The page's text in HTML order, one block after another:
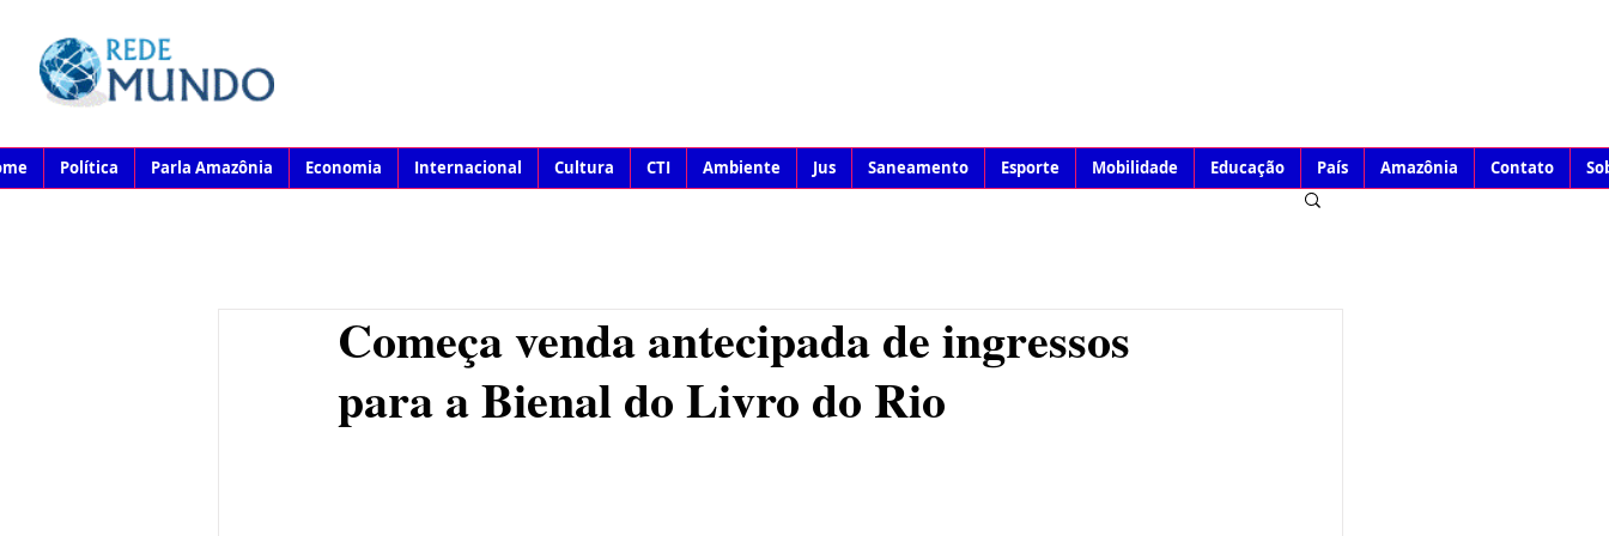
Política Parla Amazônia Economia Internacional Cultura CTI Ambiente Jus Saneamento Esporte Mobilidade Educação País Amazônia Contato
Começa venda antecipada de ingressos
para a Bienal do Livro do Rio